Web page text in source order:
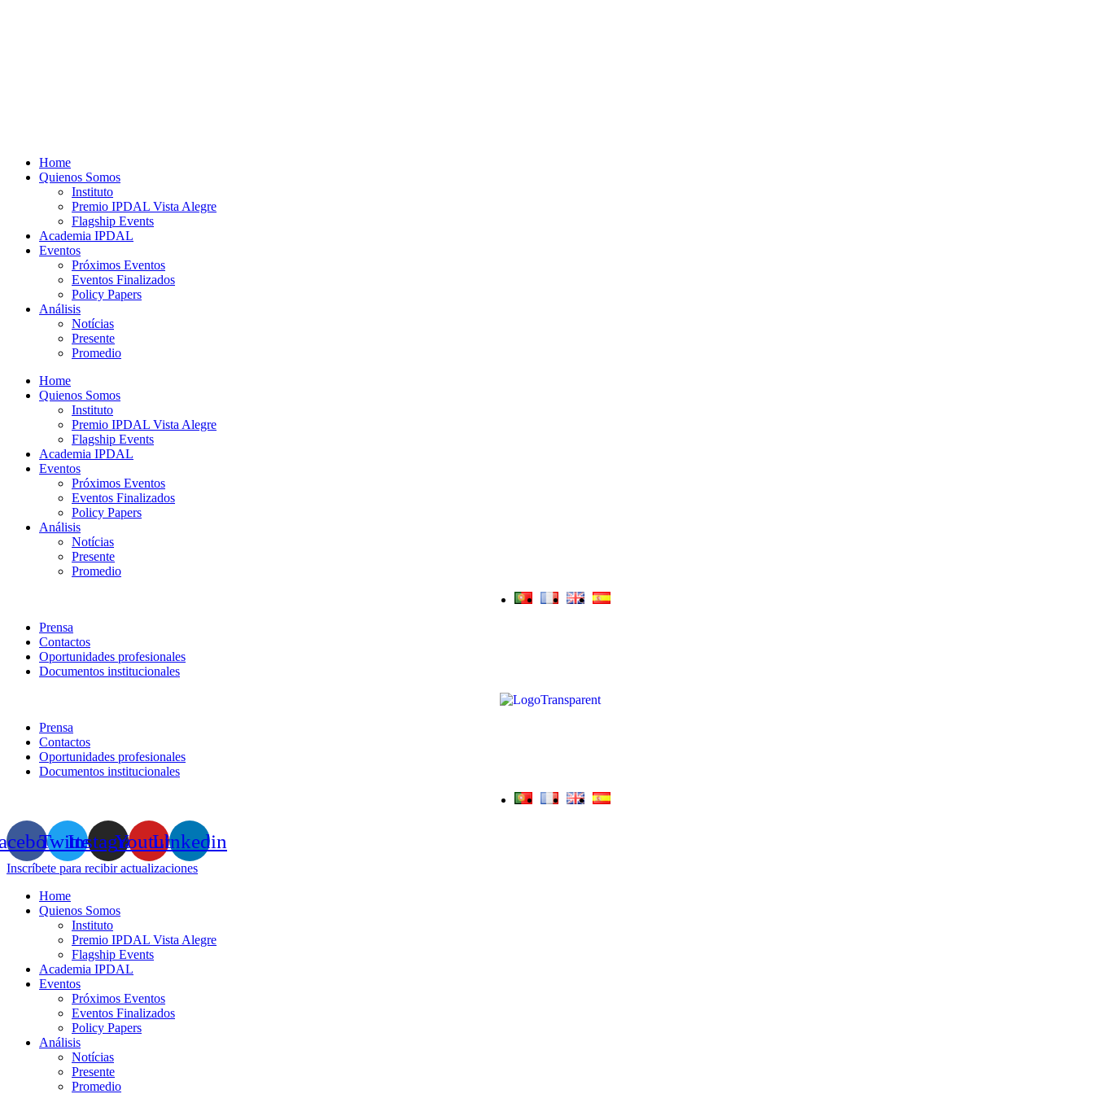
Home
Quienos Somos
Instituto
Premio IPDAL Vista Alegre
Flagship Events
Academia IPDAL
Eventos
Próximos Eventos
Eventos Finalizados
Policy Papers
Análisis
Notícias
Presente
Promedio
Home
Quienos Somos
Instituto
Premio IPDAL Vista Alegre
Flagship Events
Academia IPDAL
Eventos
Próximos Eventos
Eventos Finalizados
Policy Papers
Análisis
Notícias
Presente
Promedio
Prensa
Contactos
Oportunidades profesionales
Documentos institucionales
Prensa
Contactos
Oportunidades profesionales
Documentos institucionales
TwitterInstagramYoutubeLinkedin
Inscríbete para recibir actualizaciones
Home
Quienos Somos
Instituto
Premio IPDAL Vista Alegre
Flagship Events
Academia IPDAL
Eventos
Próximos Eventos
Eventos Finalizados
Policy Papers
Análisis
Notícias
Presente
Promedio